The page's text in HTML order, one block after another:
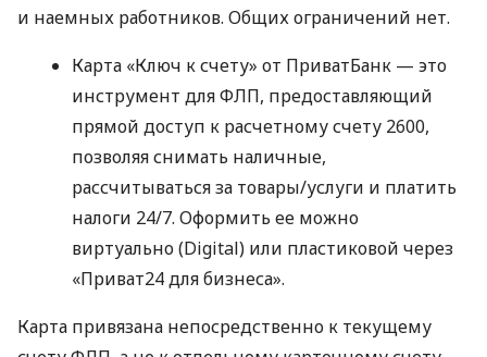
и наемных работников. Общих ограничений нет.
Карта «Ключ к счету» от ПриватБанк — это
инструмент для ФЛП, предоставляющий
прямой доступ к расчетному счету 2600,
позволяя снимать наличные,
рассчитываться за товары/услуги и платить
налоги 24/7. Оформить ее можно
виртуально (Digital) или пластиковой через
«Приват24 для бизнеса».
Карта привязана непосредственно к текущему